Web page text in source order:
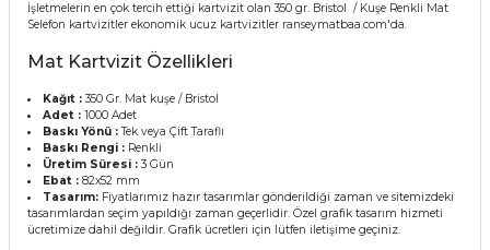
İşletmelerin en çok tercih ettiği kartvizit olan 350 gr. Bristol / Kuşe Renkli Mat
Selefon kartvizitler ekonomik ucuz kartvizitler ranseymatbaa.com'da.
Mat Kartvizit Özellikleri
Kağıt :350 Gr. Mat kuşe / Bristol
Adet :1000 Adet
Baskı Yönü :Tek veya Çift Taraflı
Baskı Rengi : Renkli
Üretim Süresi :3 Gün
Ebat :82x52 mm
Tasarım: Fiyatlarımız hazır tasarımlar gönderildiği zaman ve sitemizdeki
tasarımlardan seçim yapıldığı zaman geçerlidir. Özel grafik tasarım hizmeti
ücretimize dahil değildir. Grafik ücretleri için lütfen iletişime geçiniz.